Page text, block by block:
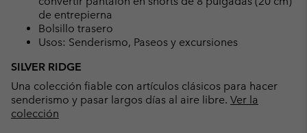
de entrepierna
Bolsillo trasero
Usos: Senderismo, Paseos y excursiones
SILVER RIDGE
Una colección fiable con artículos clásicos para hacer
senderismo y pasar largos días al aire libre. Ver la
colección